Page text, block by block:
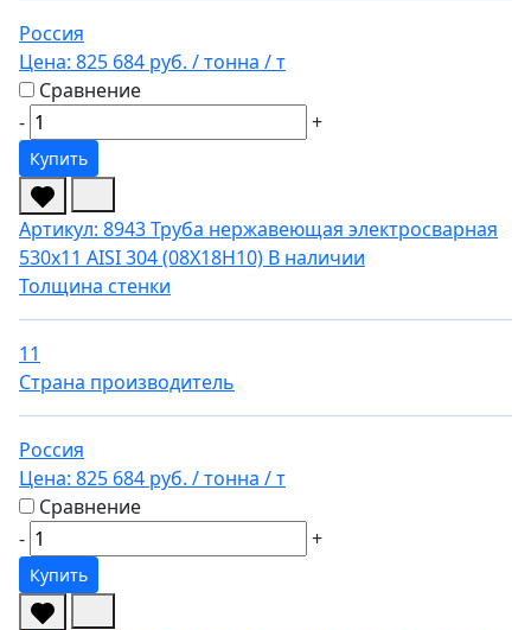
Россия
Цена: 825 684 руб. / тонна / т
Сравнение
-
+
Купить
Артикул: 8943Труба нержавеющая электросварная
530х11 AISI 304 (08Х18Н10) В наличии
Толщина стенки
11
Страна производитель
Россия
Цена: 825 684 руб. / тонна / т
Сравнение
-
+
Купить